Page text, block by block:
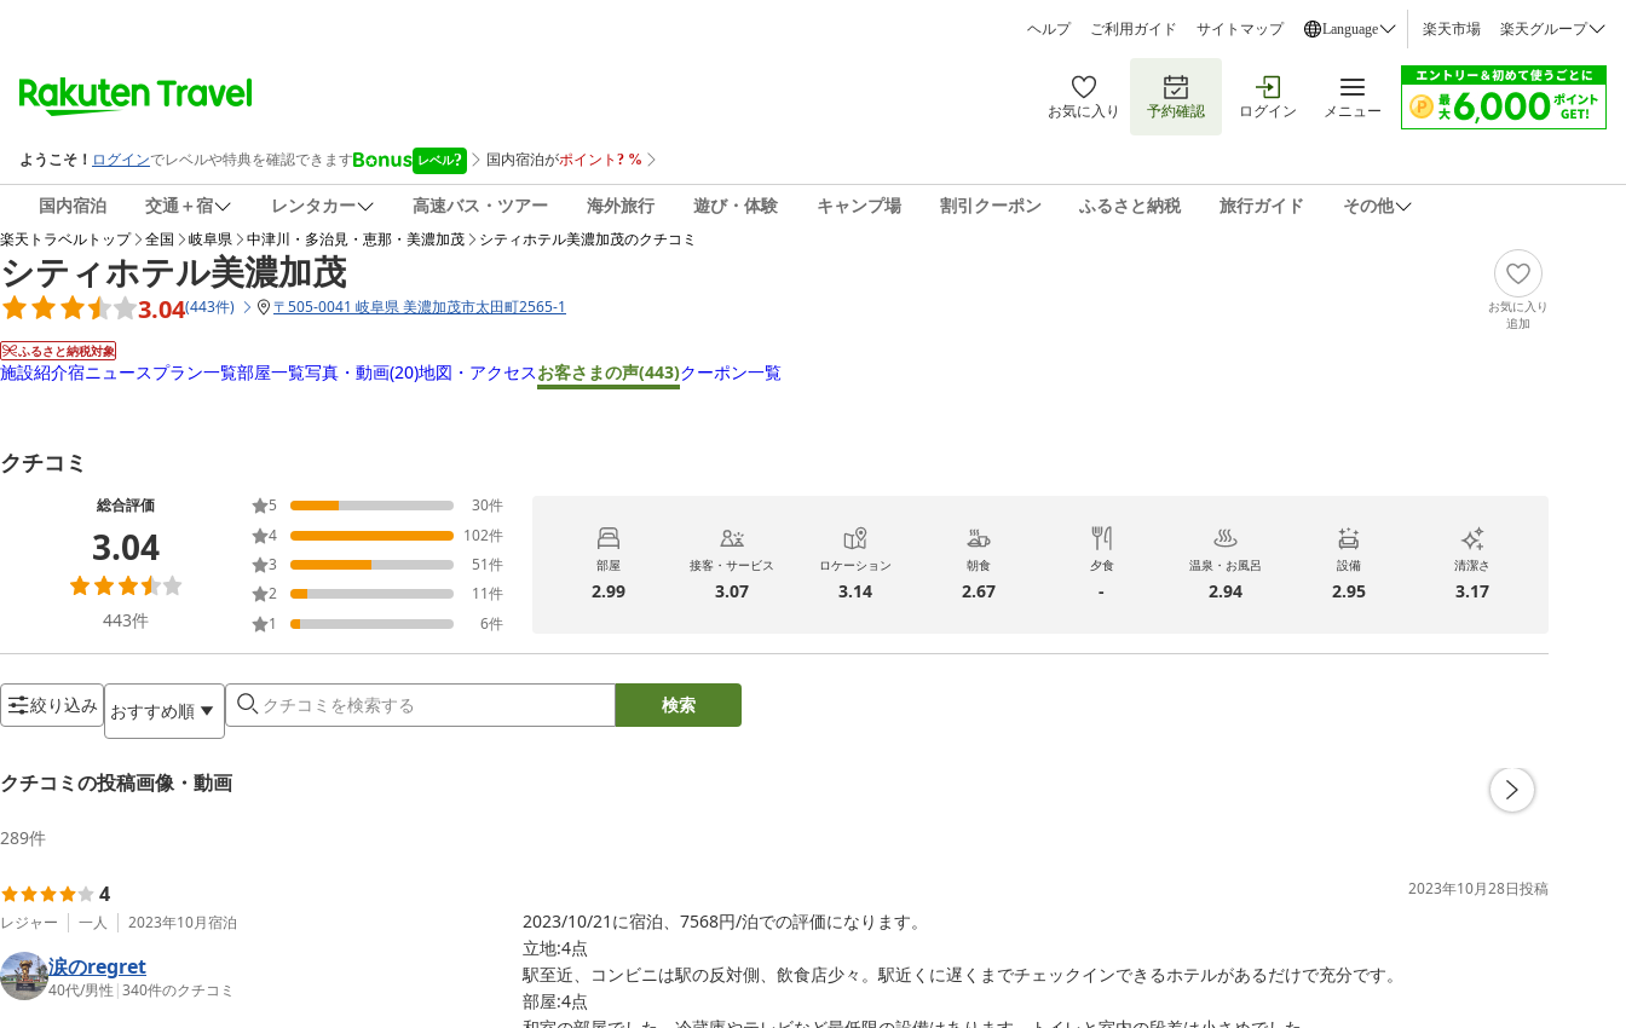
ヘルプ ご利用ガイド サイトマップ Language 楽天市場 楽天グループ
お気に入り 予約確認 ログイン メニュー
国内宿泊 交通＋宿 レンタカー 高速バス・ツアー 海外旅行 遊び・体験 キャンプ場 割引クーポン ふるさと納税 旅行ガイド その他
楽天トラベルトップ 全国 岐阜県 中津川・多治見・恵那・美濃加茂 シティホテル美濃加茂のクチコミ
シティホテル美濃加茂
3.04(443件) 〒505-0041 岐阜県 美濃加茂市太田町2565-1
ふるさと納税対象
お気に入り
追加
施設紹介宿ニュースプラン一覧部屋一覧写真・動画(20)地図・アクセスお客さまの声(443)クーポン一覧
クチコミ
総合評価
3.04
443件
5 30件
4
102件
3
51件
2
11件
1
6件
部屋
2.99
接客・サービス
3.07
ロケーション
3.14
朝食
2.67
夕食
-
温泉・お風呂
2.94
設備
2.95
清潔さ
3.17
絞り込み おすすめ順 検索
クチコミの投稿画像・動画
289件
4
レジャー 一人 2023年10月宿泊
涙のregret
40代/男性 |340件のクチコミ
2023年10月28日投稿
2023/10/21に宿泊、7568円/泊での評価になります。
立地:4点
駅至近、コンビニは駅の反対側、飲食店少々。駅近くに遅くまでチェックインできるホテルがあるだけで充分です。
部屋:4点